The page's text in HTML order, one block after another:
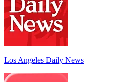
Los Angeles Daily News